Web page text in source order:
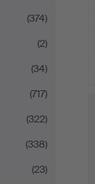
(374)
(2)
(34)
(717)
(322)
(338)
(23)